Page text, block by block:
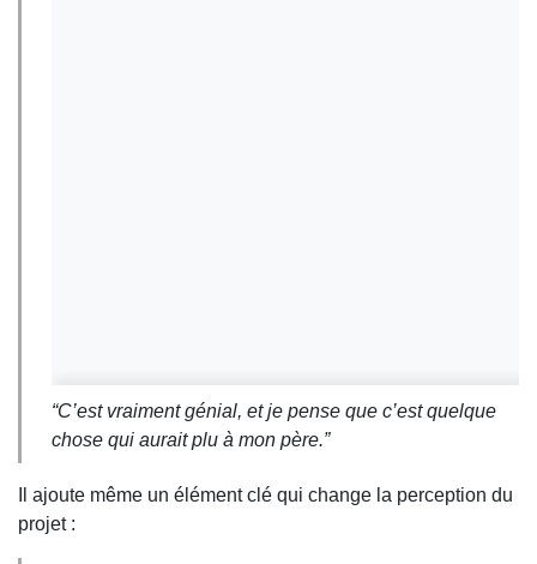
“C’est vraiment génial, et je pense que c’est quelque
chose qui aurait plu à mon père.”
Il ajoute même un élément clé qui change la perception du
projet :